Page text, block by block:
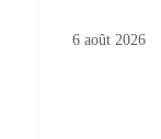
6 août 2026